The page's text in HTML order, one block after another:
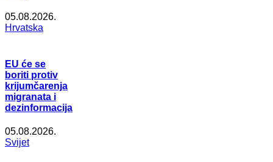
05.08.2026.
Hrvatska
EU će se
boriti protiv
krijumčarenja
migranata i
dezinformacija
05.08.2026.
Svijet